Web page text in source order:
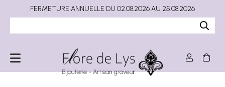
FERMETURE ANNUELLE DU 02.08.2026 AU 25.08.2026